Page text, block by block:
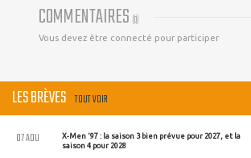
COMMENTAIRES (0)
Vous devez être connecté pour participer
LES BRÈVES TOUT VOIR
X-Men '97 : la saison 3 bien prévue pour 2027, et la
saison 4 pour 2028
07 AOU